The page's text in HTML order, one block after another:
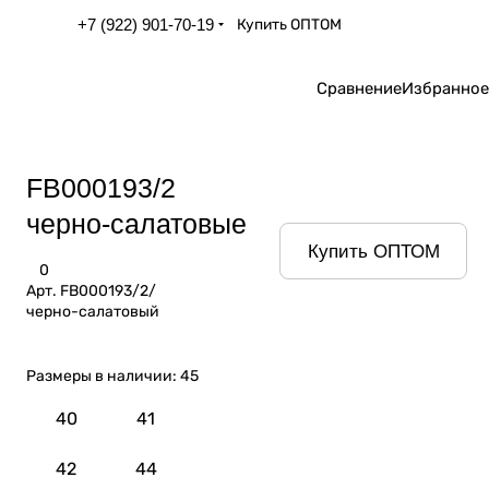
+7 (922) 901-70-19 Купить ОПТОМ
СравнениеИзбранное
FB000193/2
черно-салатовые
0
Арт. FB000193/2/
черно-салатовый
Размеры в наличии: 45
40 41
42 44
Купить ОПТОМ